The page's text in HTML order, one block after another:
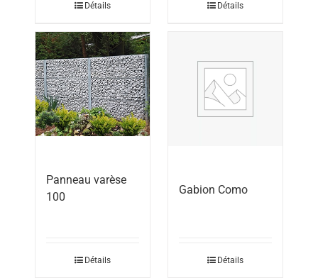
Détails Détails
Panneau varèse
100
Détails
Gabion Como
Détails